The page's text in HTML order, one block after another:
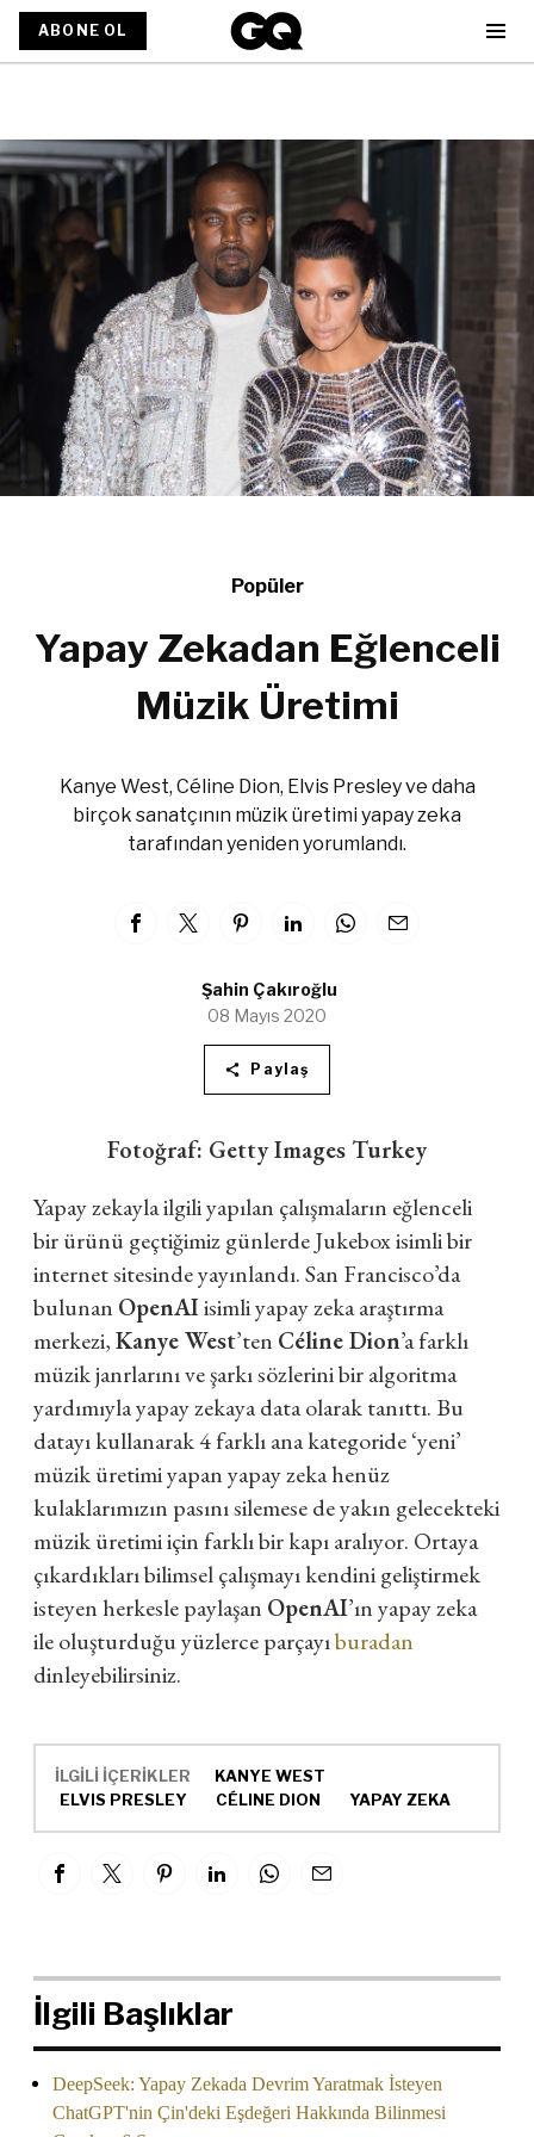
ABONE OL
Popüler
Yapay Zekadan Eğlenceli
Müzik Üretimi
Kanye West, Céline Dion, Elvis Presley ve daha
birçok sanatçının müzik üretimi yapay zeka
tarafından yeniden yorumlandı.
Şahin Çakıroğlu
08 Mayıs 2020
Paylaş
Fotoğraf: Getty Images Turkey
Yapay zekayla ilgili yapılan çalışmaların eğlenceli
bir ürünü geçtiğimiz günlerde Jukebox isimli bir
internet sitesinde yayınlandı. San Francisco’da
bulunan OpenAIisimli yapay zeka araştırma
merkezi,Kanye West’ten Céline Dion’a farklı
müzik janrlarını ve şarkı sözlerini bir algoritma
yardımıyla yapay zekaya data olarak tanıttı. Bu
datayı kullanarak 4 farklı ana kategoride ‘yeni’
müzik üretimi yapan yapay zeka henüz
kulaklarımızın pasını silemese de yakın gelecekteki
müzik üretimi için farklı bir kapı aralıyor. Ortaya
çıkardıkları bilimsel çalışmayı kendini geliştirmek
isteyen herkesle paylaşan OpenAI’ın yapay zeka
ile oluşturduğu yüzlerce parçayıburadan
dinleyebilirsiniz.
İLGİLİ İÇERİKLER
KANYE WEST
ELVIS PRESLEY
CÉLINE DION YAPAY ZEKA
İlgili Başlıklar
DeepSeek: Yapay Zekada Devrim Yaratmak İsteyen
ChatGPT'nin Çin'deki Eşdeğeri Hakkında Bilinmesi